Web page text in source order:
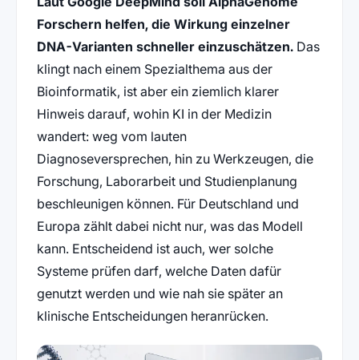
Forschern helfen, die Wirkung einzelner
DNA-Varianten schneller einzuschätzen.Das
klingt nach einem Spezialthema aus der
Bioinformatik, ist aber ein ziemlich klarer
Hinweis darauf, wohin KI in der Medizin
wandert: weg vom lauten
Diagnoseversprechen, hin zu Werkzeugen, die
Forschung, Laborarbeit und Studienplanung
beschleunigen können. Für Deutschland und
Europa zählt dabei nicht nur, was das Modell
kann. Entscheidend ist auch, wer solche
Systeme prüfen darf, welche Daten dafür
genutzt werden und wie nah sie später an
klinische Entscheidungen heranrücken.